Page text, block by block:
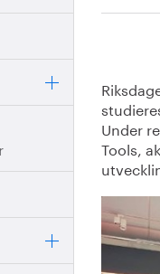
Under
Tools,